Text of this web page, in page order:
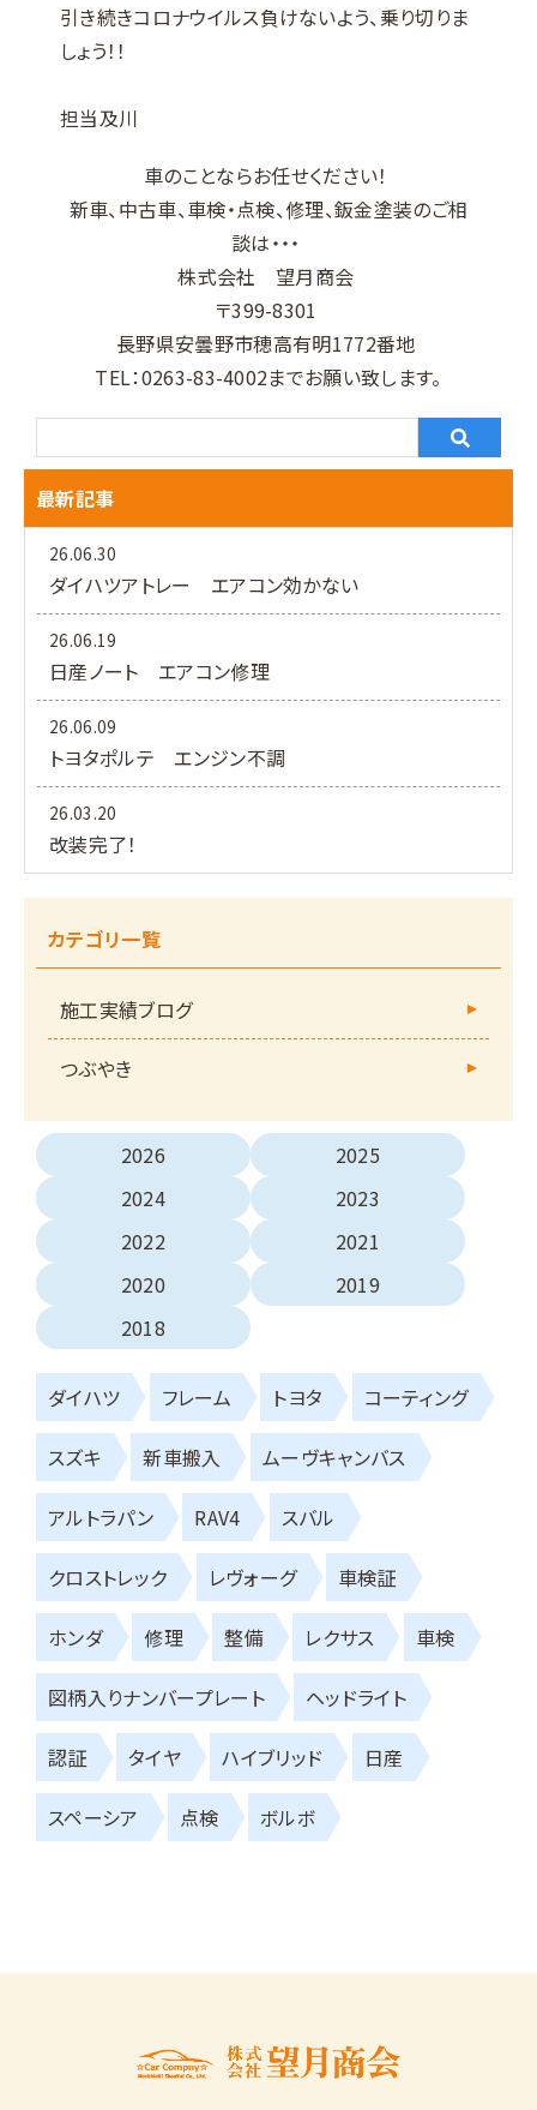
引き続きコロナウイルス負けないよう、乗り切りま
しょう！！
担当及川
車のことならお任せください！
新車、中古車、車検・点検、修理、鈑金塗装のご相
談は・・・
株式会社 望月商会
〒399-8301
長野県安曇野市穂高有明1772番地
TEL：0263-83-4002までお願い致します。
最新記事
26.06.30
ダイハツアトレー エアコン効かない
26.06.19
日産ノート エアコン修理
26.06.09
トヨタポルテ エンジン不調
26.03.20
改装完了！
カテゴリ一覧
施工実績ブログ
つぶやき
2026
2025
2024
2023
2022
2021
2020
2019
2018
ダイハツ フレーム トヨタ コーティング
スズキ 新車搬入 ムーヴキャンバス
アルトラパン RAV4 スバル
クロストレック レヴォーグ 車検証
ホンダ 修理 整備 レクサス 車検
図柄入りナンバープレート ヘッドライト
認証 タイヤ ハイブリッド 日産
スペーシア 点検 ボルボ